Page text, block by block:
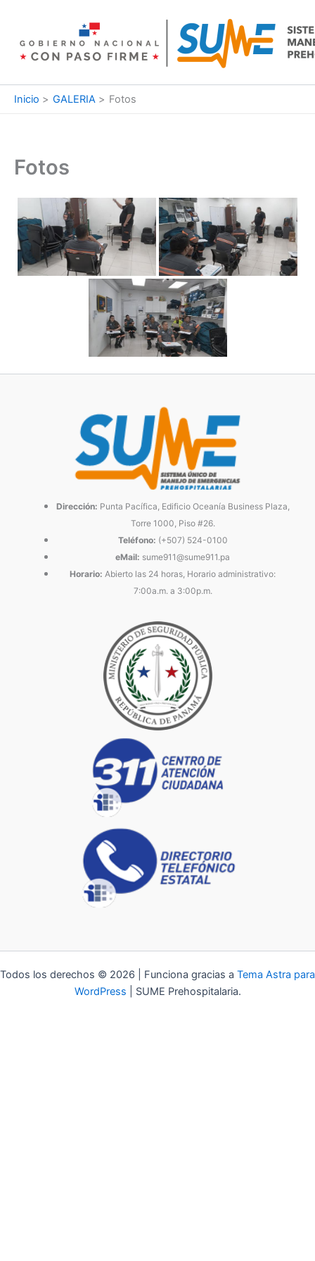
contenido
Inicio GALERIA Fotos
Fotos
Dirección: Punta Pacífica, Edificio Oceanía Business Plaza,
Torre 1000, Piso #26.
Teléfono: (+507) 524-0100
eMail: sume911@sume911.pa
Horario: Abierto las 24 horas, Horario administrativo:
7:00a.m. a 3:00p.m.
Todos los derechos © 2026 | Funciona gracias a Tema Astra para
WordPress | SUME Prehospitalaria.